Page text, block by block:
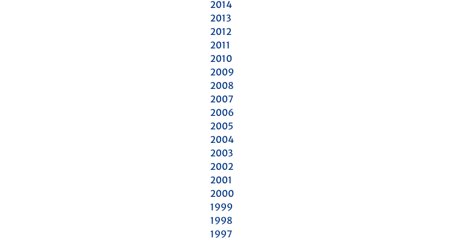
2014
2013
2012
2011
2010
2009
2008
2007
2006
2005
2004
2003
2002
2001
2000
1999
1998
1997